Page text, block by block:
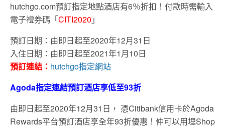
hutchgo.com預訂指定地點酒店有6％折扣！付款時需輸入
電子禮券碼「CITI2020 」
預訂日期：由即日起至2020年12月31日
入住日期：由即日起至2021年1月10日
預訂連結： hutchgo指定網站
Agoda指定連結預訂酒店享低至93折
由即日起至2020年12月31日， 憑Citibank信用卡於Agoda
Rewards平台預訂酒店享全年93折優惠！仲可以用埋Shop